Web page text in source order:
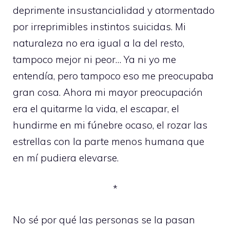
deprimente insustancialidad y atormentado
por irreprimibles instintos suicidas. Mi
naturaleza no era igual a la del resto,
tampoco mejor ni peor… Ya ni yo me
entendía, pero tampoco eso me preocupaba
gran cosa. Ahora mi mayor preocupación
era el quitarme la vida, el escapar, el
hundirme en mi fúnebre ocaso, el rozar las
estrellas con la parte menos humana que
en mí pudiera elevarse.
*
No sé por qué las personas se la pasan